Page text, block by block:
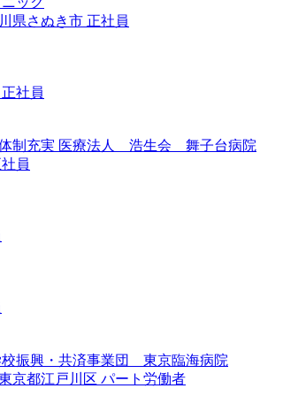
県さぬき市 正社員
正社員
体制充実 医療法人 浩生会 舞子台病院
員
校振興・共済事業団 東京臨海病院
京都江戸川区 パート労働者